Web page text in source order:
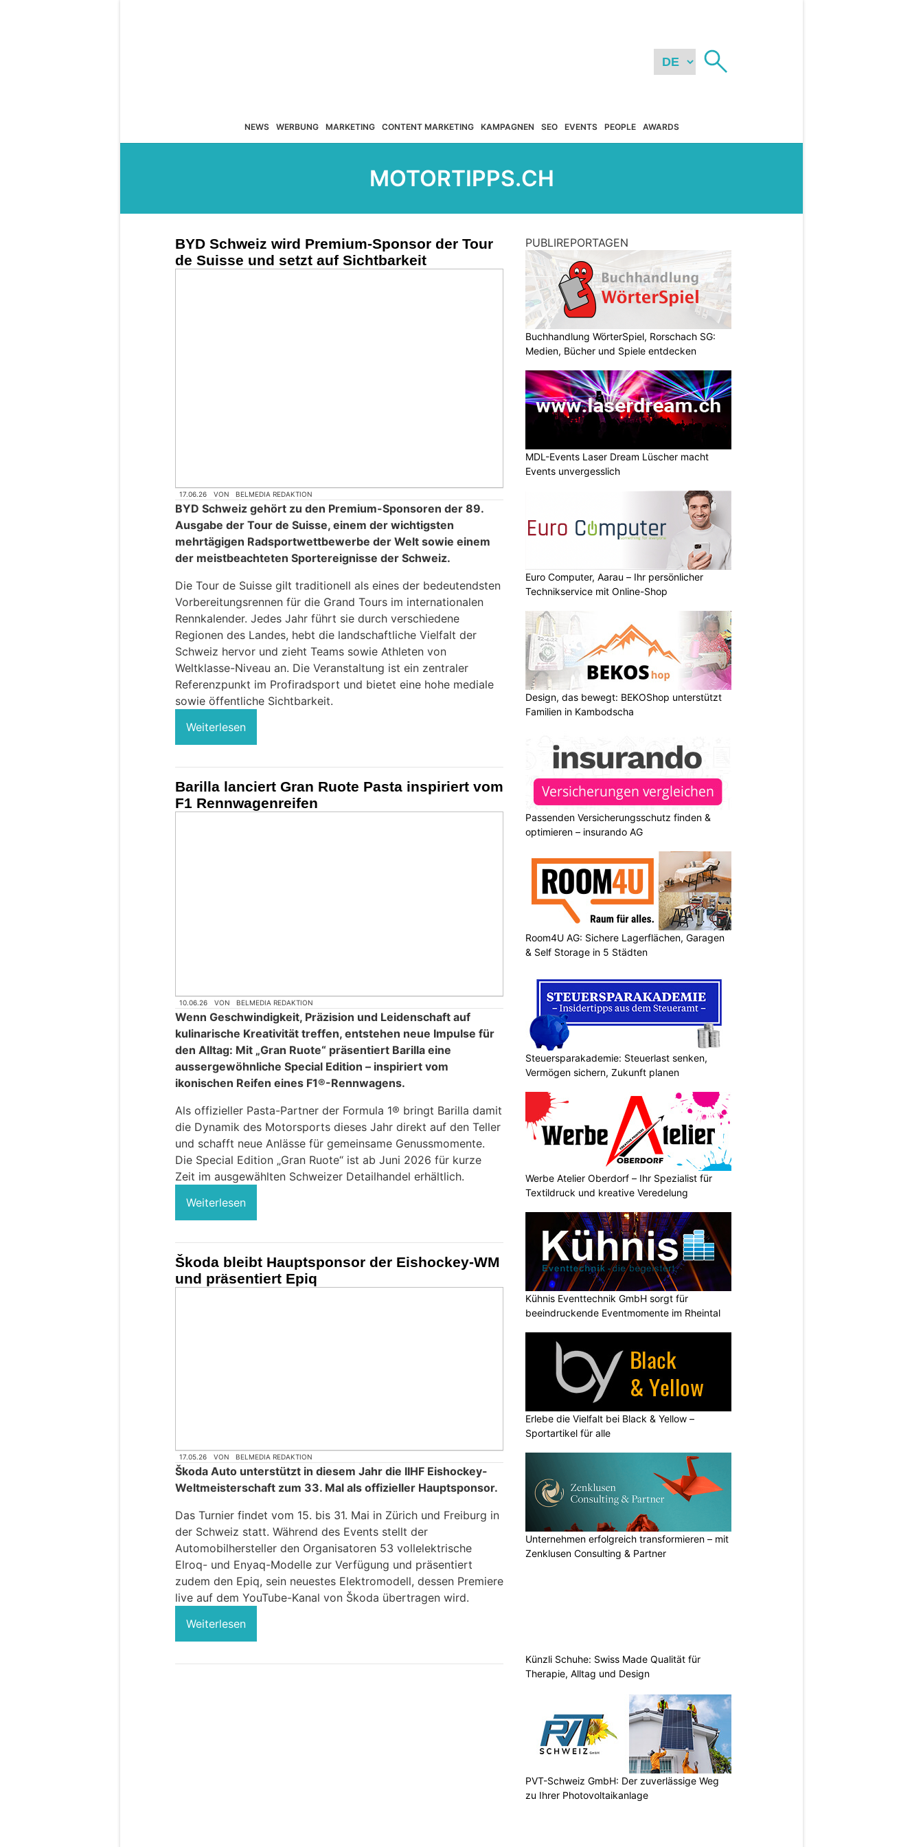
NEWS WERBUNG MARKETING CONTENT MARKETING KAMPAGNEN SEO EVENTS PEOPLE AWARDS
MOTORTIPPS.CH
BYD Schweiz wird Premium-Sponsor der Tour
de Suisse und setzt auf Sichtbarkeit
17.06.26 VON BELMEDIA REDAKTION
BYD Schweiz gehört zu den Premium-Sponsoren der 89.
Ausgabe der Tour de Suisse, einem der wichtigsten
mehrtägigen Radsportwettbewerbe der Welt sowie einem
der meistbeachteten Sportereignisse der Schweiz.
Die Tour de Suisse gilt traditionell als eines der bedeutendsten
Vorbereitungsrennen für die Grand Tours im internationalen
Rennkalender. Jedes Jahr führt sie durch verschiedene
Regionen des Landes, hebt die landschaftliche Vielfalt der
Schweiz hervor und zieht Teams sowie Athleten von
Weltklasse-Niveau an. Die Veranstaltung ist ein zentraler
Referenzpunkt im Profiradsport und bietet eine hohe mediale
sowie öffentliche Sichtbarkeit.
Weiterlesen
Barilla lanciert Gran Ruote Pasta inspiriert vom
F1 Rennwagenreifen
10.06.26 VON BELMEDIA REDAKTION
Wenn Geschwindigkeit, Präzision und Leidenschaft auf
kulinarische Kreativität treffen, entstehen neue Impulse für
den Alltag: Mit „Gran Ruote“ präsentiert Barilla eine
aussergewöhnliche Special Edition – inspiriert vom
ikonischen Reifen eines F1®-Rennwagens.
Als offizieller Pasta-Partner der Formula 1® bringt Barilla damit
die Dynamik des Motorsports dieses Jahr direkt auf den Teller
und schafft neue Anlässe für gemeinsame Genussmomente.
Die Special Edition „Gran Ruote“ ist ab Juni 2026 für kurze
Zeit im ausgewählten Schweizer Detailhandel erhältlich.
Weiterlesen
Škoda bleibt Hauptsponsor der Eishockey-WM
und präsentiert Epiq
17.05.26 VON BELMEDIA REDAKTION
Škoda Auto unterstützt in diesem Jahr die IIHF Eishockey-
Weltmeisterschaft zum 33. Mal als offizieller Hauptsponsor.
Das Turnier findet vom 15. bis 31. Mai in Zürich und Freiburg in
der Schweiz statt. Während des Events stellt der
Automobilhersteller den Organisatoren 53 vollelektrische
Elroq- und Enyaq-Modelle zur Verfügung und präsentiert
zudem den Epiq, sein neuestes Elektromodell, dessen Premiere
live auf dem YouTube-Kanal von Škoda übertragen wird.
Weiterlesen
PUBLIREPORTAGEN
Buchhandlung WörterSpiel, Rorschach SG:
Medien, Bücher und Spiele entdecken
MDL-Events Laser Dream Lüscher macht
Events unvergesslich
Euro Computer, Aarau – Ihr persönlicher
Technikservice mit Online-Shop
Design, das bewegt: BEKOShop unterstützt
Familien in Kambodscha
Passenden Versicherungsschutz finden &
optimieren – insurando AG
Room4U AG: Sichere Lagerflächen, Garagen
& Self Storage in 5 Städten
Steuersparakademie: Steuerlast senken,
Vermögen sichern, Zukunft planen
Werbe Atelier Oberdorf – Ihr Spezialist für
Textildruck und kreative Veredelung
Kühnis Eventtechnik GmbH sorgt für
beeindruckende Eventmomente im Rheintal
Erlebe die Vielfalt bei Black & Yellow –
Sportartikel für alle
Unternehmen erfolgreich transformieren – mit
Zenklusen Consulting & Partner
Künzli Schuhe: Swiss Made Qualität für
Therapie, Alltag und Design
PVT-Schweiz GmbH: Der zuverlässige Weg
zu Ihrer Photovoltaikanlage